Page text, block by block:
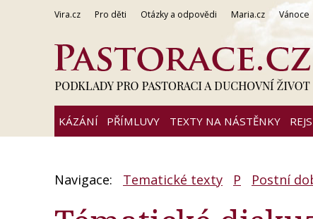
Vira.cz Pro děti Otázky a odpovědi Maria.cz Vánoce
KÁZÁNÍ PŘÍMLUVY TEXTY NA NÁSTĚNKY
Navigace: Tematické texty P Postní